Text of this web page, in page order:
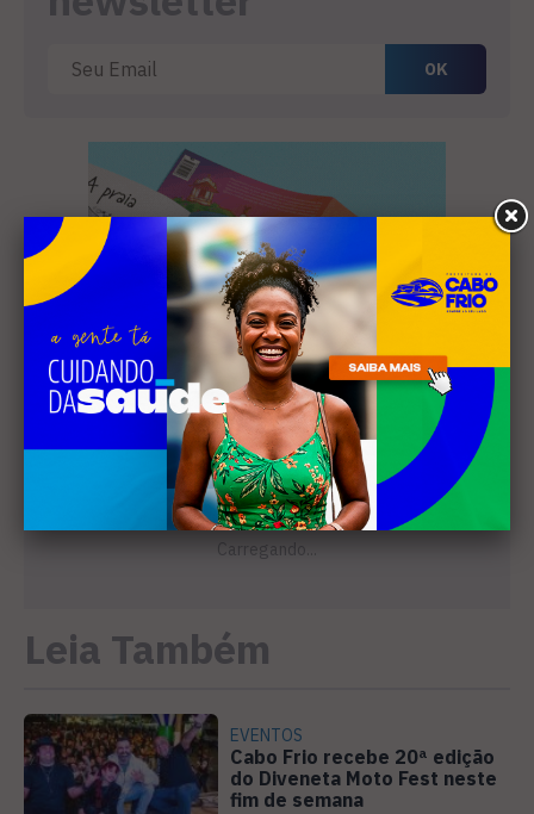
Leia Também
EVENTOS
Cabo Frio recebe 20ª edição
do Diveneta Moto Fest neste
fim de semana